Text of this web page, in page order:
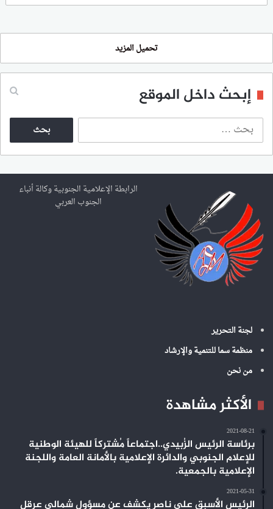
تحميل المزيد
إبحث داخل الموقع
ث
ع
ن
الرابطة الإعلامية الجنوبية وكالة أنباء
الجنوب العربي
لجنة التحرير
منظمة سما للتنمية والإرشاد
من نحن
الأكثر مشاهدة
2021-08-21
برئاسة الرئيس الزُبيدي..اجتماعاً مُشتركاً للهيئة الوطنية
للإعلام الجنوبي والدائرة الإعلامية بالأمانة العامة واللجنة
الإعلامية بالجمعية.
2021-05-31
الرئيس الأسبق علي ناصر يكشف عن مسؤول شمالي عرقل